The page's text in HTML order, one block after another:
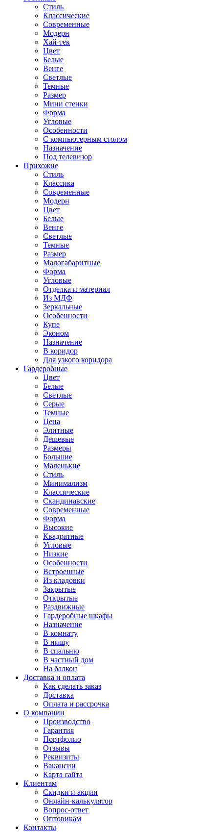
Стиль
Классические
Современные
Модерн
Хай-тек
Цвет
Белые
Венге
Светлые
Темные
Размер
Мини стенки
Форма
Угловые
Особенности
С компьютерным столом
Назначение
Под телевизор
Прихожие
Стиль
Классика
Современные
Модерн
Цвет
Белые
Венге
Светлые
Темные
Размер
Малогабаритные
Форма
Угловые
Отделка и материал
Из МДФ
Зеркальные
Особенности
Купе
Эконом
Назначение
В коридор
Для узкого коридора
Гардеробные
Цвет
Белые
Светлые
Серые
Темные
Цена
Элитные
Дешевые
Размеры
Большие
Маленькие
Стиль
Минимализм
Классические
Скандинавские
Современные
Форма
Высокие
Квадратные
Угловые
Низкие
Особенности
Встроенные
Из кладовки
Закрытые
Открытые
Раздвижные
Гардеробные шкафы
Назначение
В комнату
В нишу
В спальню
В частный дом
На балкон
Доставка и оплата
Как сделать заказ
Доставка
Оплата и рассрочка
О компании
Производство
Гарантия
Портфолио
Отзывы
Реквизиты
Вакансии
Карта сайта
Клиентам
Скидки и акции
Онлайн-калькулятор
Вопрос-ответ
Оптовикам
Контакты